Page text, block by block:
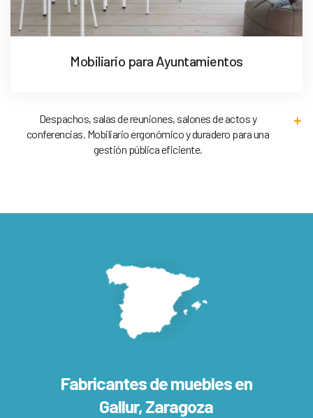
Mobiliario para Ayuntamientos
Despachos, salas de reuniones, salones de actos y
conferencias. Mobiliario ergonómico y duradero para una
gestión pública eficiente.
Fabricantes de muebles en
Gallur, Zaragoza